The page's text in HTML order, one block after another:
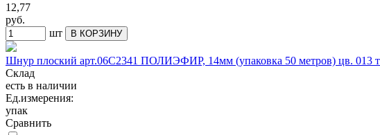
12,77
руб.
шт
В КОРЗИНУ
Шнур плоский арт.06С2341 ПОЛИЭФИР, 14мм (упаковка 50 метров) цв. 013
Склад
есть в наличии
Ед.измерения:
упак
Сравнить